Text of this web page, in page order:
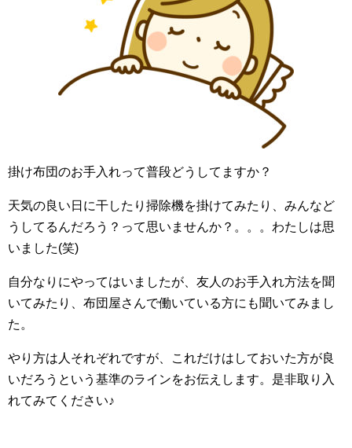
掛け布団のお手入れって普段どうしてますか？
天気の良い日に干したり掃除機を掛けてみたり、みんなど
うしてるんだろう？って思いませんか？。。。わたしは思
いました(笑)
自分なりにやってはいましたが、友人のお手入れ方法を聞
いてみたり、布団屋さんで働いている方にも聞いてみまし
た。
やり方は人それぞれですが、これだけはしておいた方が良
いだろうという基準のラインをお伝えします。是非取り入
れてみてください♪